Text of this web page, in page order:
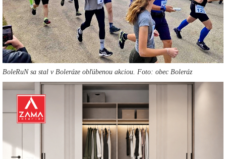
BoleRuN sa stal v Boleráze obľúbenou akciou. Foto: obec Boleráz